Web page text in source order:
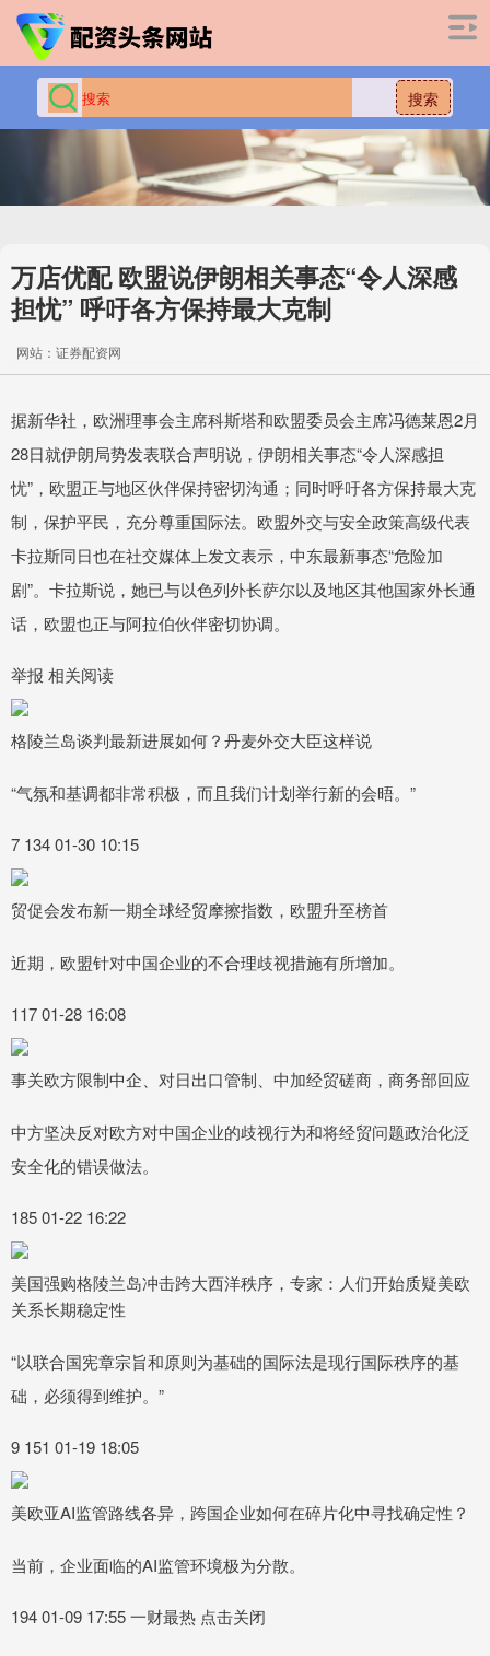
搜索
万店优配 欧盟说伊朗相关事态“令人深感
担忧” 呼吁各方保持最大克制
网站：证券配资网
据新华社，欧洲理事会主席科斯塔和欧盟委员会主席冯德莱恩2月
28日就伊朗局势发表联合声明说，伊朗相关事态“令人深感担
忧”，欧盟正与地区伙伴保持密切沟通；同时呼吁各方保持最大克
制，保护平民，充分尊重国际法。欧盟外交与安全政策高级代表
卡拉斯同日也在社交媒体上发文表示，中东最新事态“危险加
剧”。卡拉斯说，她已与以色列外长萨尔以及地区其他国家外长通
话，欧盟也正与阿拉伯伙伴密切协调。
举报 相关阅读
格陵兰岛谈判最新进展如何？丹麦外交大臣这样说
“气氛和基调都非常积极，而且我们计划举行新的会晤。”
7 134 01-30 10:15
贸促会发布新一期全球经贸摩擦指数，欧盟升至榜首
近期，欧盟针对中国企业的不合理歧视措施有所增加。
117 01-28 16:08
事关欧方限制中企、对日出口管制、中加经贸磋商，商务部回应
中方坚决反对欧方对中国企业的歧视行为和将经贸问题政治化泛
安全化的错误做法。
185 01-22 16:22
美国强购格陵兰岛冲击跨大西洋秩序，专家：人们开始质疑美欧
关系长期稳定性
“以联合国宪章宗旨和原则为基础的国际法是现行国际秩序的基
础，必须得到维护。”
9 151 01-19 18:05
美欧亚AI监管路线各异，跨国企业如何在碎片化中寻找确定性？
当前，企业面临的AI监管环境极为分散。
194 01-09 17:55 一财最热 点击关闭